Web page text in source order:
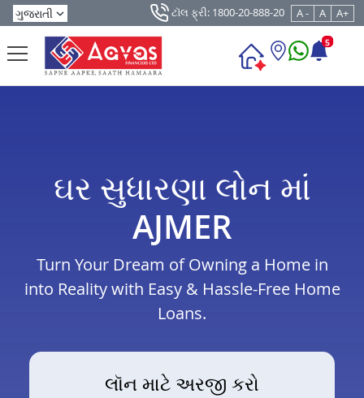
ટૉલ ફ્રી: 1800-20-888-20 A - A A+
5
ઘર સુધારણા લોન માં
AJMER
Turn Your Dream of Owning a Home in
into Reality with Easy & Hassle-Free Home
Loans.
લૉન માટે અરજી કરો